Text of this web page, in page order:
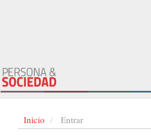
lateral
Inicio Entrar